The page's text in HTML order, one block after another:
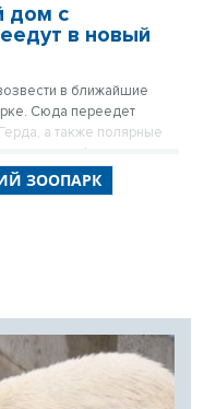
дом с
в новый
в ближайшие
Сюда переедет
а также полярные
в прямом эфире
зоопарка
ЗООПАРК